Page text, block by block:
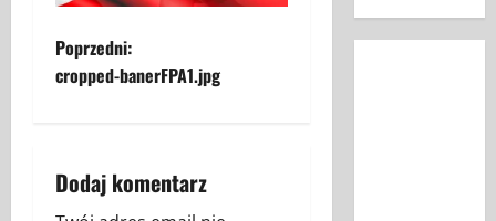
Z
a
Poprzedni:
cropped-banerFPA1.jpg
Dodaj komentarz